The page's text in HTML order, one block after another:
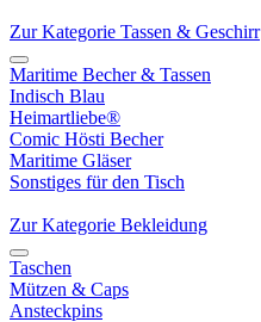
Zur Kategorie Tassen & Geschirr
Maritime Becher & Tassen
Indisch Blau
Heimartliebe®
Comic Hösti Becher
Maritime Gläser
Sonstiges für den Tisch
Zur Kategorie Bekleidung
Taschen
Mützen & Caps
Ansteckpins